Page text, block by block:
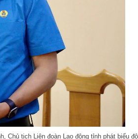
Chủ tịch Liên đoàn Lao động tỉnh phát biểu